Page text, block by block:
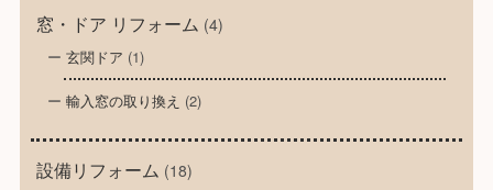
窓・ドア リフォーム (4)
玄関ドア (1)
輸入窓の取り換え (2)
設備リフォーム (18)